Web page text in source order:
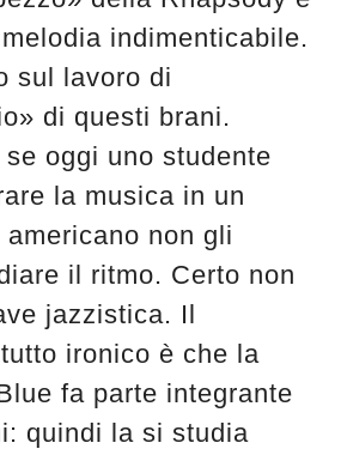
indimenticabile.
sul lavoro di
di questi brani.
se oggi uno studente
la musica in un
non gli
il ritmo. Certo non
jazzistica. Il
ironico è che la
fa parte integrante
quindi la si studia